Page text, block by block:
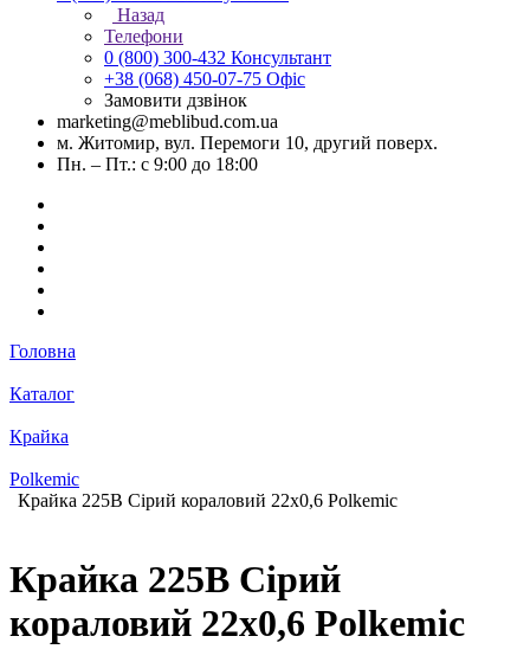
Назад
Телефони
0 (800) 300-432 Консультант
+38 (068) 450-07-75 Офіс
Замовити дзвінок
marketing@meblibud.com.ua
м. Житомир, вул. Перемоги 10, другий поверх.
Пн. – Пт.: с 9:00 до 18:00
Головна
Каталог
Крайка
Polkemic
Крайка 225B Сірий кораловий 22х0,6 Polkemic
Крайка 225B Сірий
кораловий 22х0,6 Polkemic